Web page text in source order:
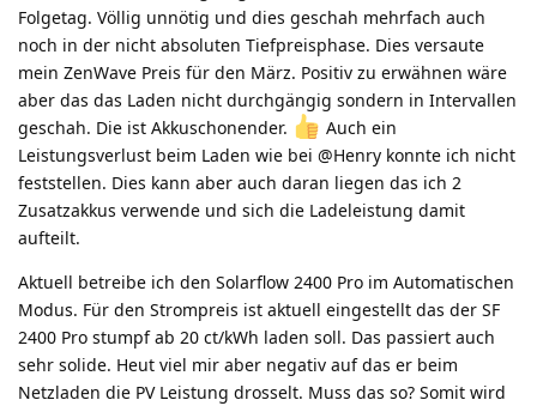
Folgetag. Völlig unnötig und dies geschah mehrfach auch
noch in der nicht absoluten Tiefpreisphase. Dies versaute
mein ZenWave Preis für den März. Positiv zu erwähnen wäre
aber das das Laden nicht durchgängig sondern in Intervallen
geschah. Die ist Akkuschonender.
Auch ein
Leistungsverlust beim Laden wie bei @Henry konnte ich nicht
feststellen. Dies kann aber auch daran liegen das ich 2
Zusatzakkus verwende und sich die Ladeleistung damit
aufteilt.
Aktuell betreibe ich den Solarflow 2400 Pro im Automatischen
Modus. Für den Strompreis ist aktuell eingestellt das der SF
2400 Pro stumpf ab 20 ct/kWh laden soll. Das passiert auch
sehr solide. Heut viel mir aber negativ auf das er beim
Netzladen die PV Leistung drosselt. Muss das so? Somit wird